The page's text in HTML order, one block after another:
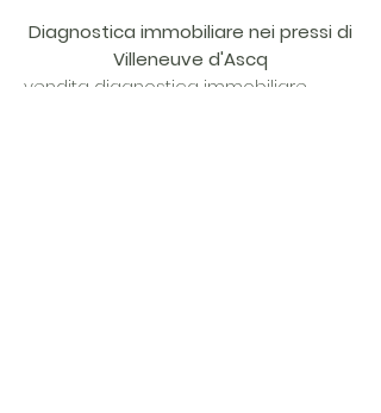
Diagnostica immobiliare nei pressi di
Villeneuve d'Ascq
vendita diagnostica immobiliare